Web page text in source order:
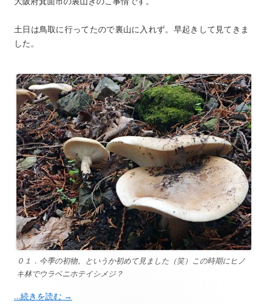
土日は鳥取に行ってたので裏山に入れず。早起きして見てきま
した。
０１．今季の初物。というか初めて見ました（笑）この時期にヒノ
キ林でウラベニホテイシメジ？
…続きを読む →